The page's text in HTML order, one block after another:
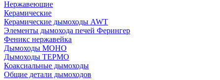
Нержавеющие
Керамические
Керамические дымоходы AWT
Элементы дымохода печей Ферингер
Феникс нержавейка
Дымоходы МОНО
Дымоходы ТЕРМО
Коаксиальные дымоходы
Общие детали дымоходов